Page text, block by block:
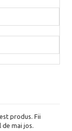
produs. Fii
mai jos.